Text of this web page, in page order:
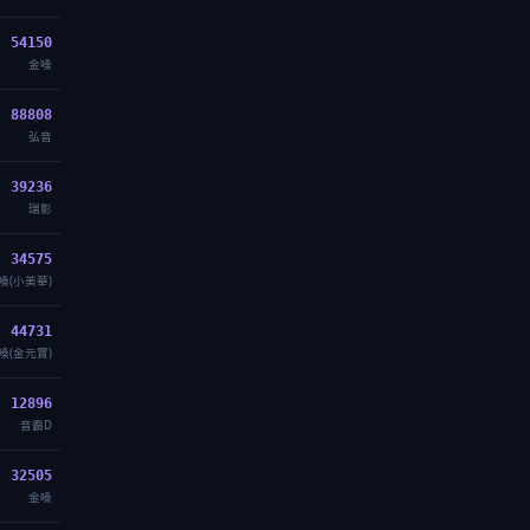
54150
金嗓
88808
弘音
39236
瑞影
34575
(小美華)
44731
(金元寶)
12896
音霸D
32505
金嗓